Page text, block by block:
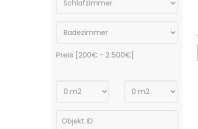
Preis [200€ - 2.500€]